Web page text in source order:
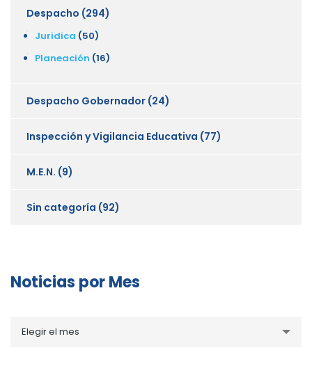
Despacho (294)
Juridica (50)
Planeación (16)
Despacho Gobernador (24)
Inspección y Vigilancia Educativa (77)
M.E.N. (9)
Sin categoría (92)
Noticias por Mes
porElegir el mes